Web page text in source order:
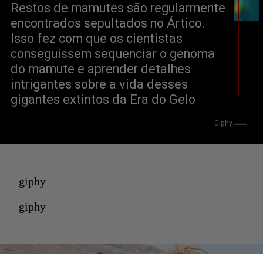
Restos de mamutes são regularmente
encontrados sepultados no Ártico.
Isso fez com que os cientistas
conseguissem sequenciar o genoma
do mamute e aprender detalhes
intrigantes sobre a vida desses
gigantes extintos da Era do Gelo
Giphy
giphy
giphy